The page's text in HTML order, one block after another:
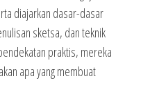
diajarkan dasar-dasar
sketsa, dan teknik
praktis, mereka
apa yang membuat